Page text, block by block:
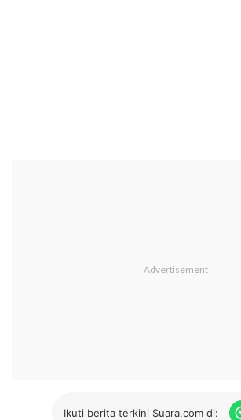
Ikuti berita terkini Suara.com di: